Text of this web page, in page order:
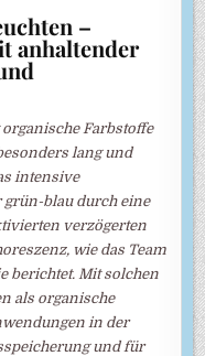
–
anhaltender
Farbstoffe
lang und
intensive
grün-blau durch eine
verzögerten
wie das Team
berichtet. Mit solchen
als organische
in der
und für